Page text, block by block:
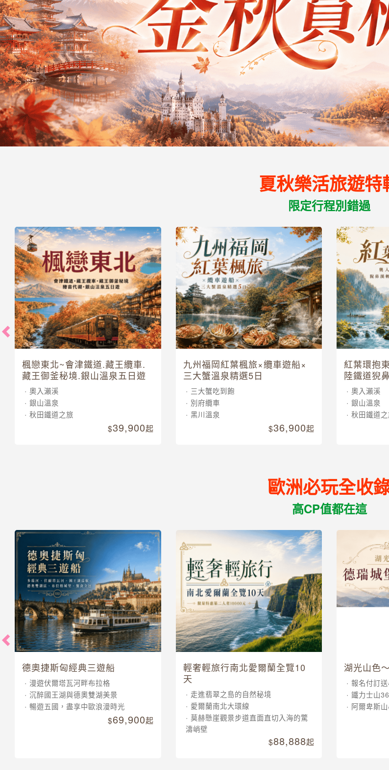
夏秋樂活旅遊特
限定行程別錯過
楓戀東北~會津鐵道.藏王纜車.
藏王御釜秘境.銀山溫泉五日遊
奧入瀨溪
銀山溫泉
秋田鐵道之旅
39,900起
九州福岡紅葉楓旅×纜車遊船×
三大蟹溫泉精選5日
三大蟹吃到飽
別府纜車
黑川溫泉
36,900起
紅葉環抱
陸鐵道猊
五日
奧入瀨溪
銀山溫泉
秋田鐵道
歐洲必玩全收
高CP值都在這
德奧捷斯匈經典三遊船
漫遊伏爾塔瓦河畔布拉格
沉醉國王湖與德奧雙湖美景
暢遊五國，盡享中歐浪漫時光
69,900起
輕奢輕旅行南北愛爾蘭全覽10
天
走進翡翠之島的自然秘境
愛爾蘭南北大環線
莫赫懸崖觀景步道直面直切入海的驚
濤峭壁
88,888起
湖光山色
報名付訂
鐵力士山
阿爾卑斯